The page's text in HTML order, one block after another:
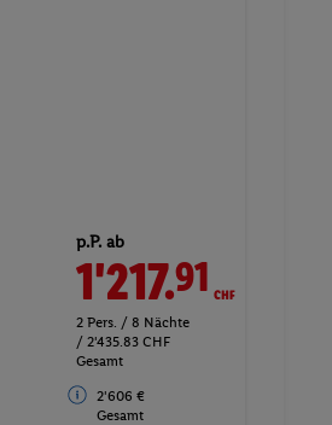
p.P. ab
1'217.91CHF
2 Pers. / 8 Nächte
/ 2'435.83 CHF
Gesamt
2'606 €
Gesamt